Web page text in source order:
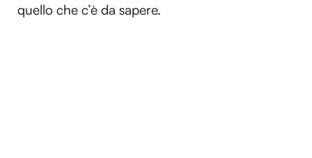
quello che c’è da sapere.